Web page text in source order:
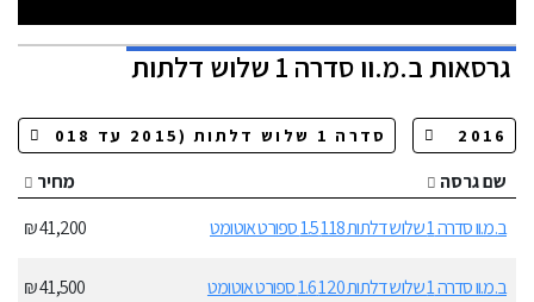
גרסאותב.מ.וו סדרה 1 שלוש דלתות
שם גרסה
מחיר
ב.מ.וו סדרה 1 שלוש דלתות 118 1.5 ספורט אוטומט
41,200 ₪
ב.מ.וו סדרה 1 שלוש דלתות 120 1.6 ספורט אוטומט 41,500 ₪